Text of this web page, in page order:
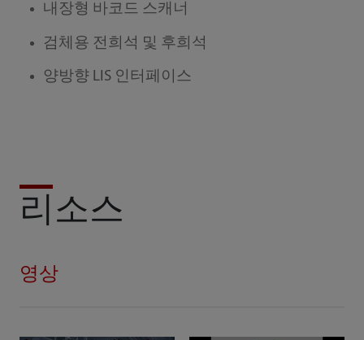
내장형 바코드 스캐너
검체용 전희석 및 후희석
양방향 LIS 인터페이스
리소스
영상